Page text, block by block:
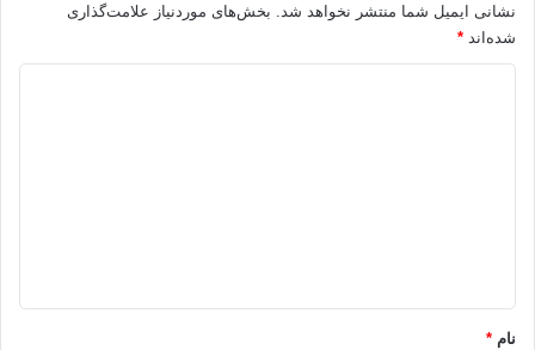
نشانی ایمیل شما منتشر نخواهد شد. بخش‌های موردنیاز علامت‌گذاری
شده‌اند *
نام *